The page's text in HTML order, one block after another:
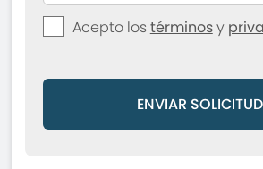
Acepto lostérminosy
ENVIAR SOLICITUD